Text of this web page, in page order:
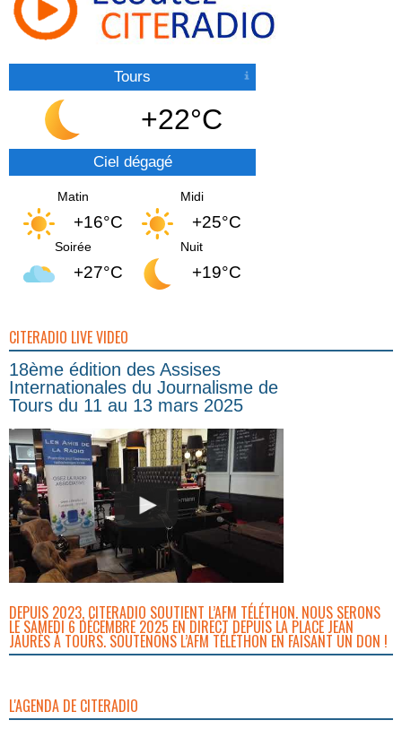
Tours
+22°C
Ciel dégagé
Matin
+16°C
Midi
+25°C
Soirée
+27°C
Nuit
+19°C
CITERADIO LIVE VIDEO
18ème édition des Assises
Internationales du Journalisme de
Tours du 11 au 13 mars 2025
DEPUIS 2023, CITERADIO SOUTIENT L’AFM TÉLÉTHON. NOUS SERONS
LE SAMEDI 6 DÉCEMBRE 2025 EN DIRECT DEPUIS LA PLACE JEAN
JAURÈS À TOURS. SOUTENONS L’AFM TÉLÉTHON EN FAISANT UN DON !
L'AGENDA DE CITERADIO